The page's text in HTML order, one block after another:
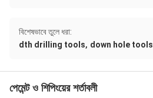
বিশেষভাবে তুলে ধরা:
dth drilling tools, down hole tools
পেমেন্ট ও শিপিংয়ের শর্তাবলী